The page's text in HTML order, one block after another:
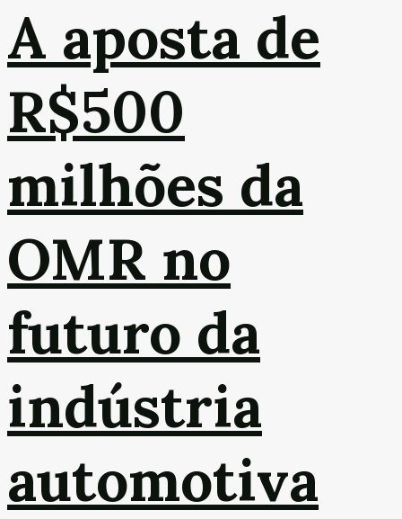
A aposta de
R$500
milhões da
OMR no
futuro da
indústria
automotiva